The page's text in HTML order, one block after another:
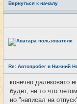
Вернуться к началу
Н
е
е
т
и
Re: Автопробег в Нижний
конечно далековато
будет, не то что
но "написал на